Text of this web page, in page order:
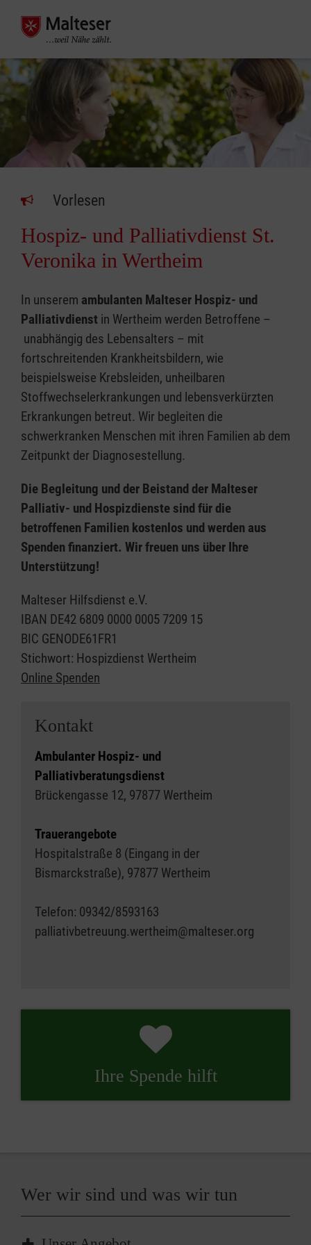
Vorlesen
Hospiz- und Palliativdienst St.
Veronika in Wertheim
In unserem ambulanten Malteser Hospiz- und
Palliativdienst in Wertheim werden Betroffene –
unabhängig des Lebensalters – mit
fortschreitenden Krankheitsbildern, wie
beispielsweise Krebsleiden, unheilbaren
Stoffwechselerkrankungen und lebensverkürzten
Erkrankungen betreut. Wir begleiten die
schwerkranken Menschen mit ihren Familien ab dem
Zeitpunkt der Diagnosestellung.
Die Begleitung und der Beistand der Malteser
Palliativ- und Hospizdienste sind für die
betroffenen Familien kostenlos und werden aus
Spenden finanziert. Wir freuen uns über Ihre
Unterstützung!
Malteser Hilfsdienst e.V.
IBAN DE42 6809 0000 0005 7209 15
BIC GENODE61FR1
Stichwort: Hospizdienst Wertheim
Online Spenden
Kontakt
Ambulanter Hospiz- und
Palliativberatungsdienst
Brückengasse 12, 97877 Wertheim
Trauerangebote
Hospitalstraße 8 (Eingang in der
Bismarckstraße), 97877 Wertheim
Telefon: 09342/8593163
palliativbetreuung.wertheim@malteser.org
Ihre Spende hilft
Wer wir sind und was wir tun